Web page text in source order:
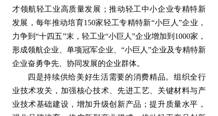
才领航轻工业高质量发展；推动轻工中小企业专精特新
发展，每年推动培育150家轻工专精特新“小巨人”企业，
力争到“十四五”末，轻工业“小巨人”企业增加到1000家，
形成领航企业、单项冠军企业、“小巨人”企业及专精特新
企业奋勇争先、协同发展的企业群体。
四是持续供给美好生活需要的消费精品。组织全行
业技术攻关，加强核心技术、先进工艺、关键材料与产
业技术基础建设，增加升级创新产品；提升质量水平，